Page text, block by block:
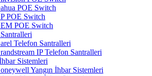
POE Switch
POE Switch
POE Switch
Telefon Santralleri
IP Telefon Santralleri
Sistemleri
Yangın İhbar Sistemleri